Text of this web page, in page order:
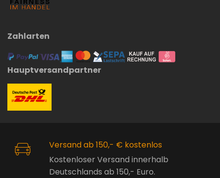
Zahlarten
Hauptversandpartner
Versand ab 150,- € kostenlos
Kostenloser Versand innerhalb
Deutschlands ab 150,- Euro.